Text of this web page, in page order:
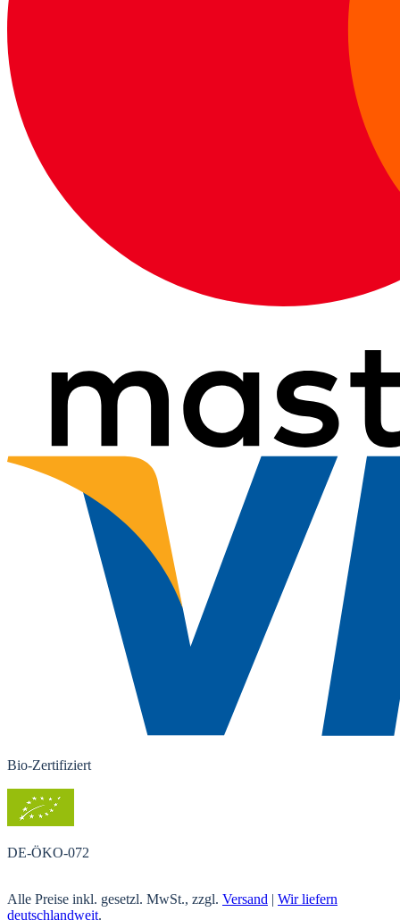
Bio-Zertifiziert
DE-ÖKO-072
Alle Preise inkl. gesetzl. MwSt., zzgl. Versand | Wir liefern
deutschlandweit.